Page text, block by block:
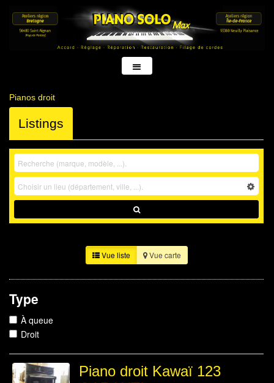
Pianos droit
Listings
Vue liste Vue carte
Type
À queue
Droit
Piano droit Kawaï 123